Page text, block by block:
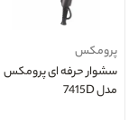
پرومکس
سشوار حرفه ای پرومکس
مدل 7415D